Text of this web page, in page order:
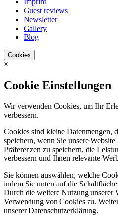
Guest reviews
Newsletter
Gallery
Blog
Cookies
×
Cookie Einstellungen
Wir verwenden Cookies, um Ihr
verbessern.
Cookies sind kleine Datenmengen,
speichern, wenn Sie unsere
Präferenzen zu speichern, die
verbessern und Ihnen relevante
Sie können auswählen, welche
indem Sie unten auf die
Durch die weitere Nutzung unserer
Verwendung von Cookies zu.
unserer Datenschutzerklärung.